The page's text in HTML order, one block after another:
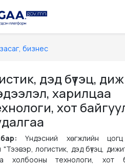
бизнес
дэд бүтэц,
харилцаа
хот
Үндэсний хөгжлийн цогц
"Тээвэр, логистик, дэд бүтэц,
холбооны технологи, хот